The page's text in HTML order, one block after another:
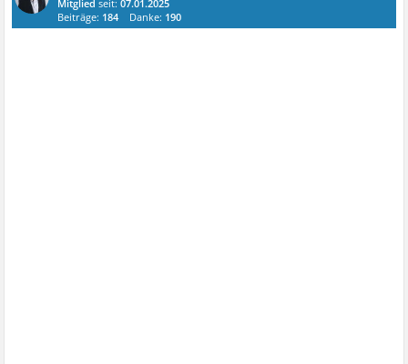
Mitglied seit:07.01.2025
Beiträge: 184 Danke: 190